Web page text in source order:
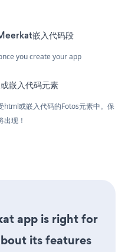
嵌入代码段
you create your app
嵌入代码元素
或嵌入代码的Fotos元素中。保
现！
app is right for
its features